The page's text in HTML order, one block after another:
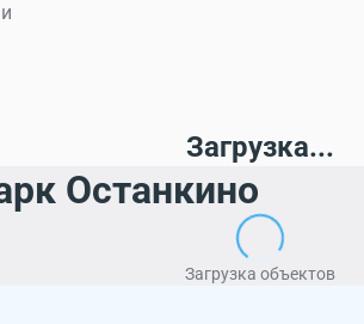
Загрузка...
Останкино
Загрузка объектов